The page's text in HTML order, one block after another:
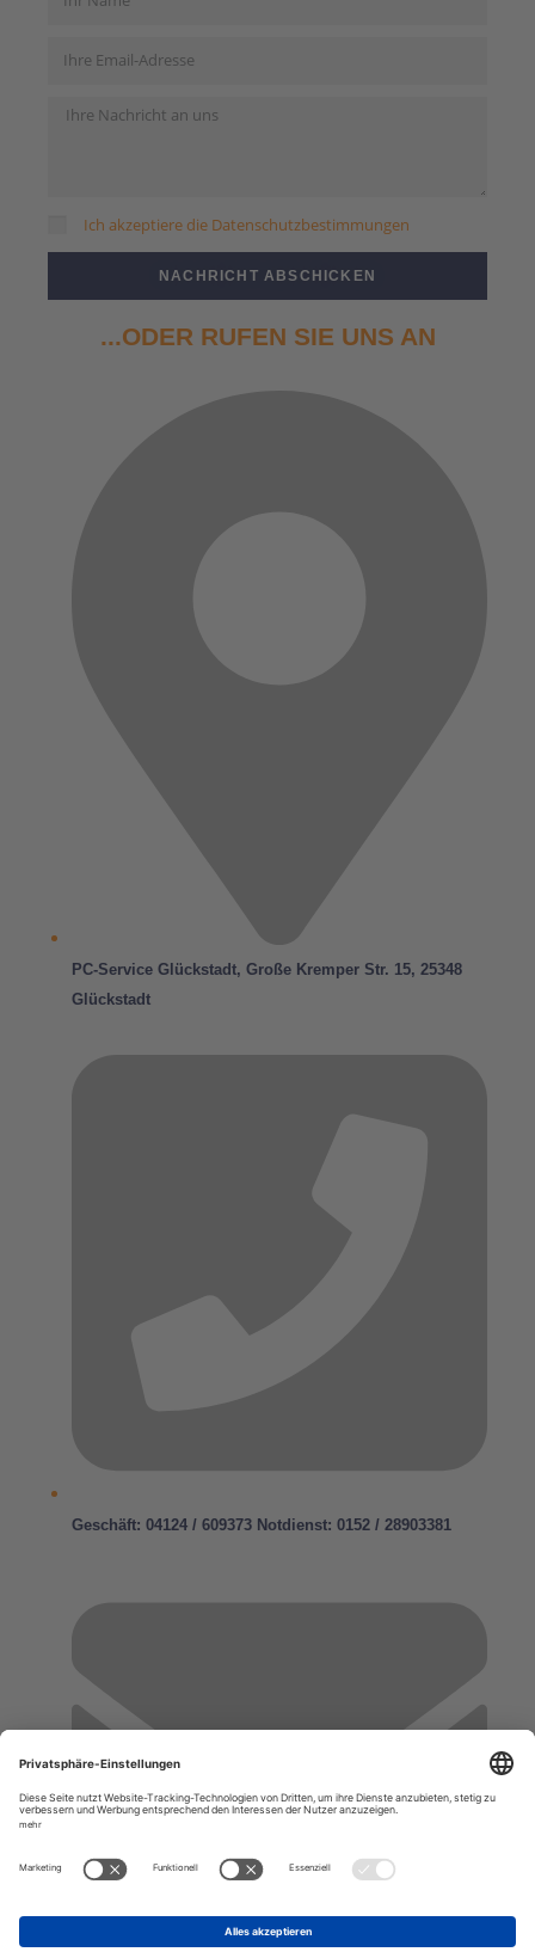
Ich akzeptiere die Datenschutzbestimmungen
NACHRICHT ABSCHICKEN
...ODER RUFEN SIE UNS AN
PC-Service Glückstadt, Große Kremper Str. 15, 25348
Glückstadt
Geschäft: 04124 / 609373 Notdienst: 0152 / 28903381